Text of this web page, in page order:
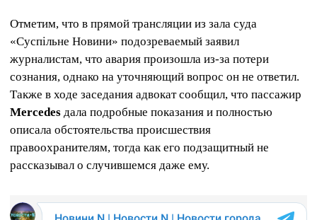
Отметим, что в прямой трансляции из зала суда
«Суспільне Новини» подозреваемый заявил
журналистам, что авария произошла из-за потери
сознания, однако на уточняющий вопрос он не ответил.
Также в ходе заседания адвокат сообщил, что пассажир
Mercedes дала подробные показания и полностью
описала обстоятельства происшествия
правоохранителям, тогда как его подзащитный не
рассказывал о случившемся даже ему.